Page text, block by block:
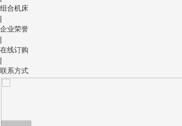
组合机床
|
企业荣誉
|
在线订购
|
联系方式